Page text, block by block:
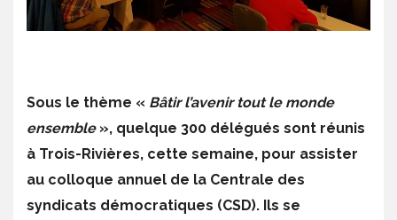
Sous le thème « Bâtir l’avenir tout le monde
ensemble», quelque 300 délégués sont réunis
à Trois-Rivières, cette semaine, pour assister
au colloque annuel de la Centrale des
syndicats démocratiques (CSD). Ils se